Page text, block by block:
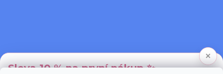
×
Sleva 10 % na první nákup ✨